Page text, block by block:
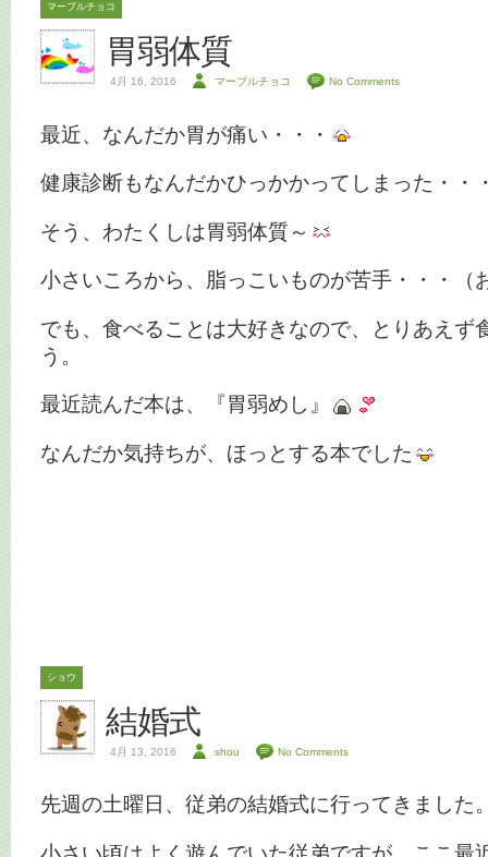
マーブルチョコ
胃弱体質
4月 16, 2016 マーブルチョコ No Comments
最近、なんだか胃が痛い・・・
健康診断もなんだかひっかかってしまった・・
そう、わたくしは胃弱体質～
小さいころから、脂っこいものが苦手・・・（
でも、食べることは大好きなので、とりあえず
う。
最近読んだ本は、『胃弱めし』
なんだか気持ちが、ほっとする本でした
ショウ
結婚式
4月 13, 2016 shou No Comments
先週の土曜日、従弟の結婚式に行ってきました
小さい頃はよく遊んでいた従弟ですが、ここ最